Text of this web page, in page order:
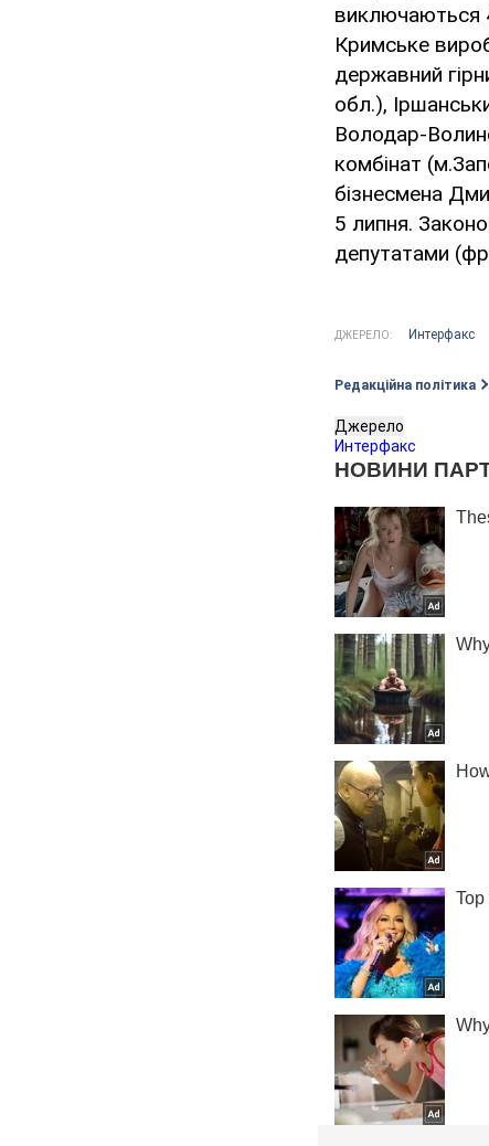
виключаються
Кримське
державний
обл.),
Володар-
комбінат
бізнесмена
5 липня.
депутатами
ДЖЕРЕЛО: Интерфакс
Редакційна політика
Джерело
Интерфакс